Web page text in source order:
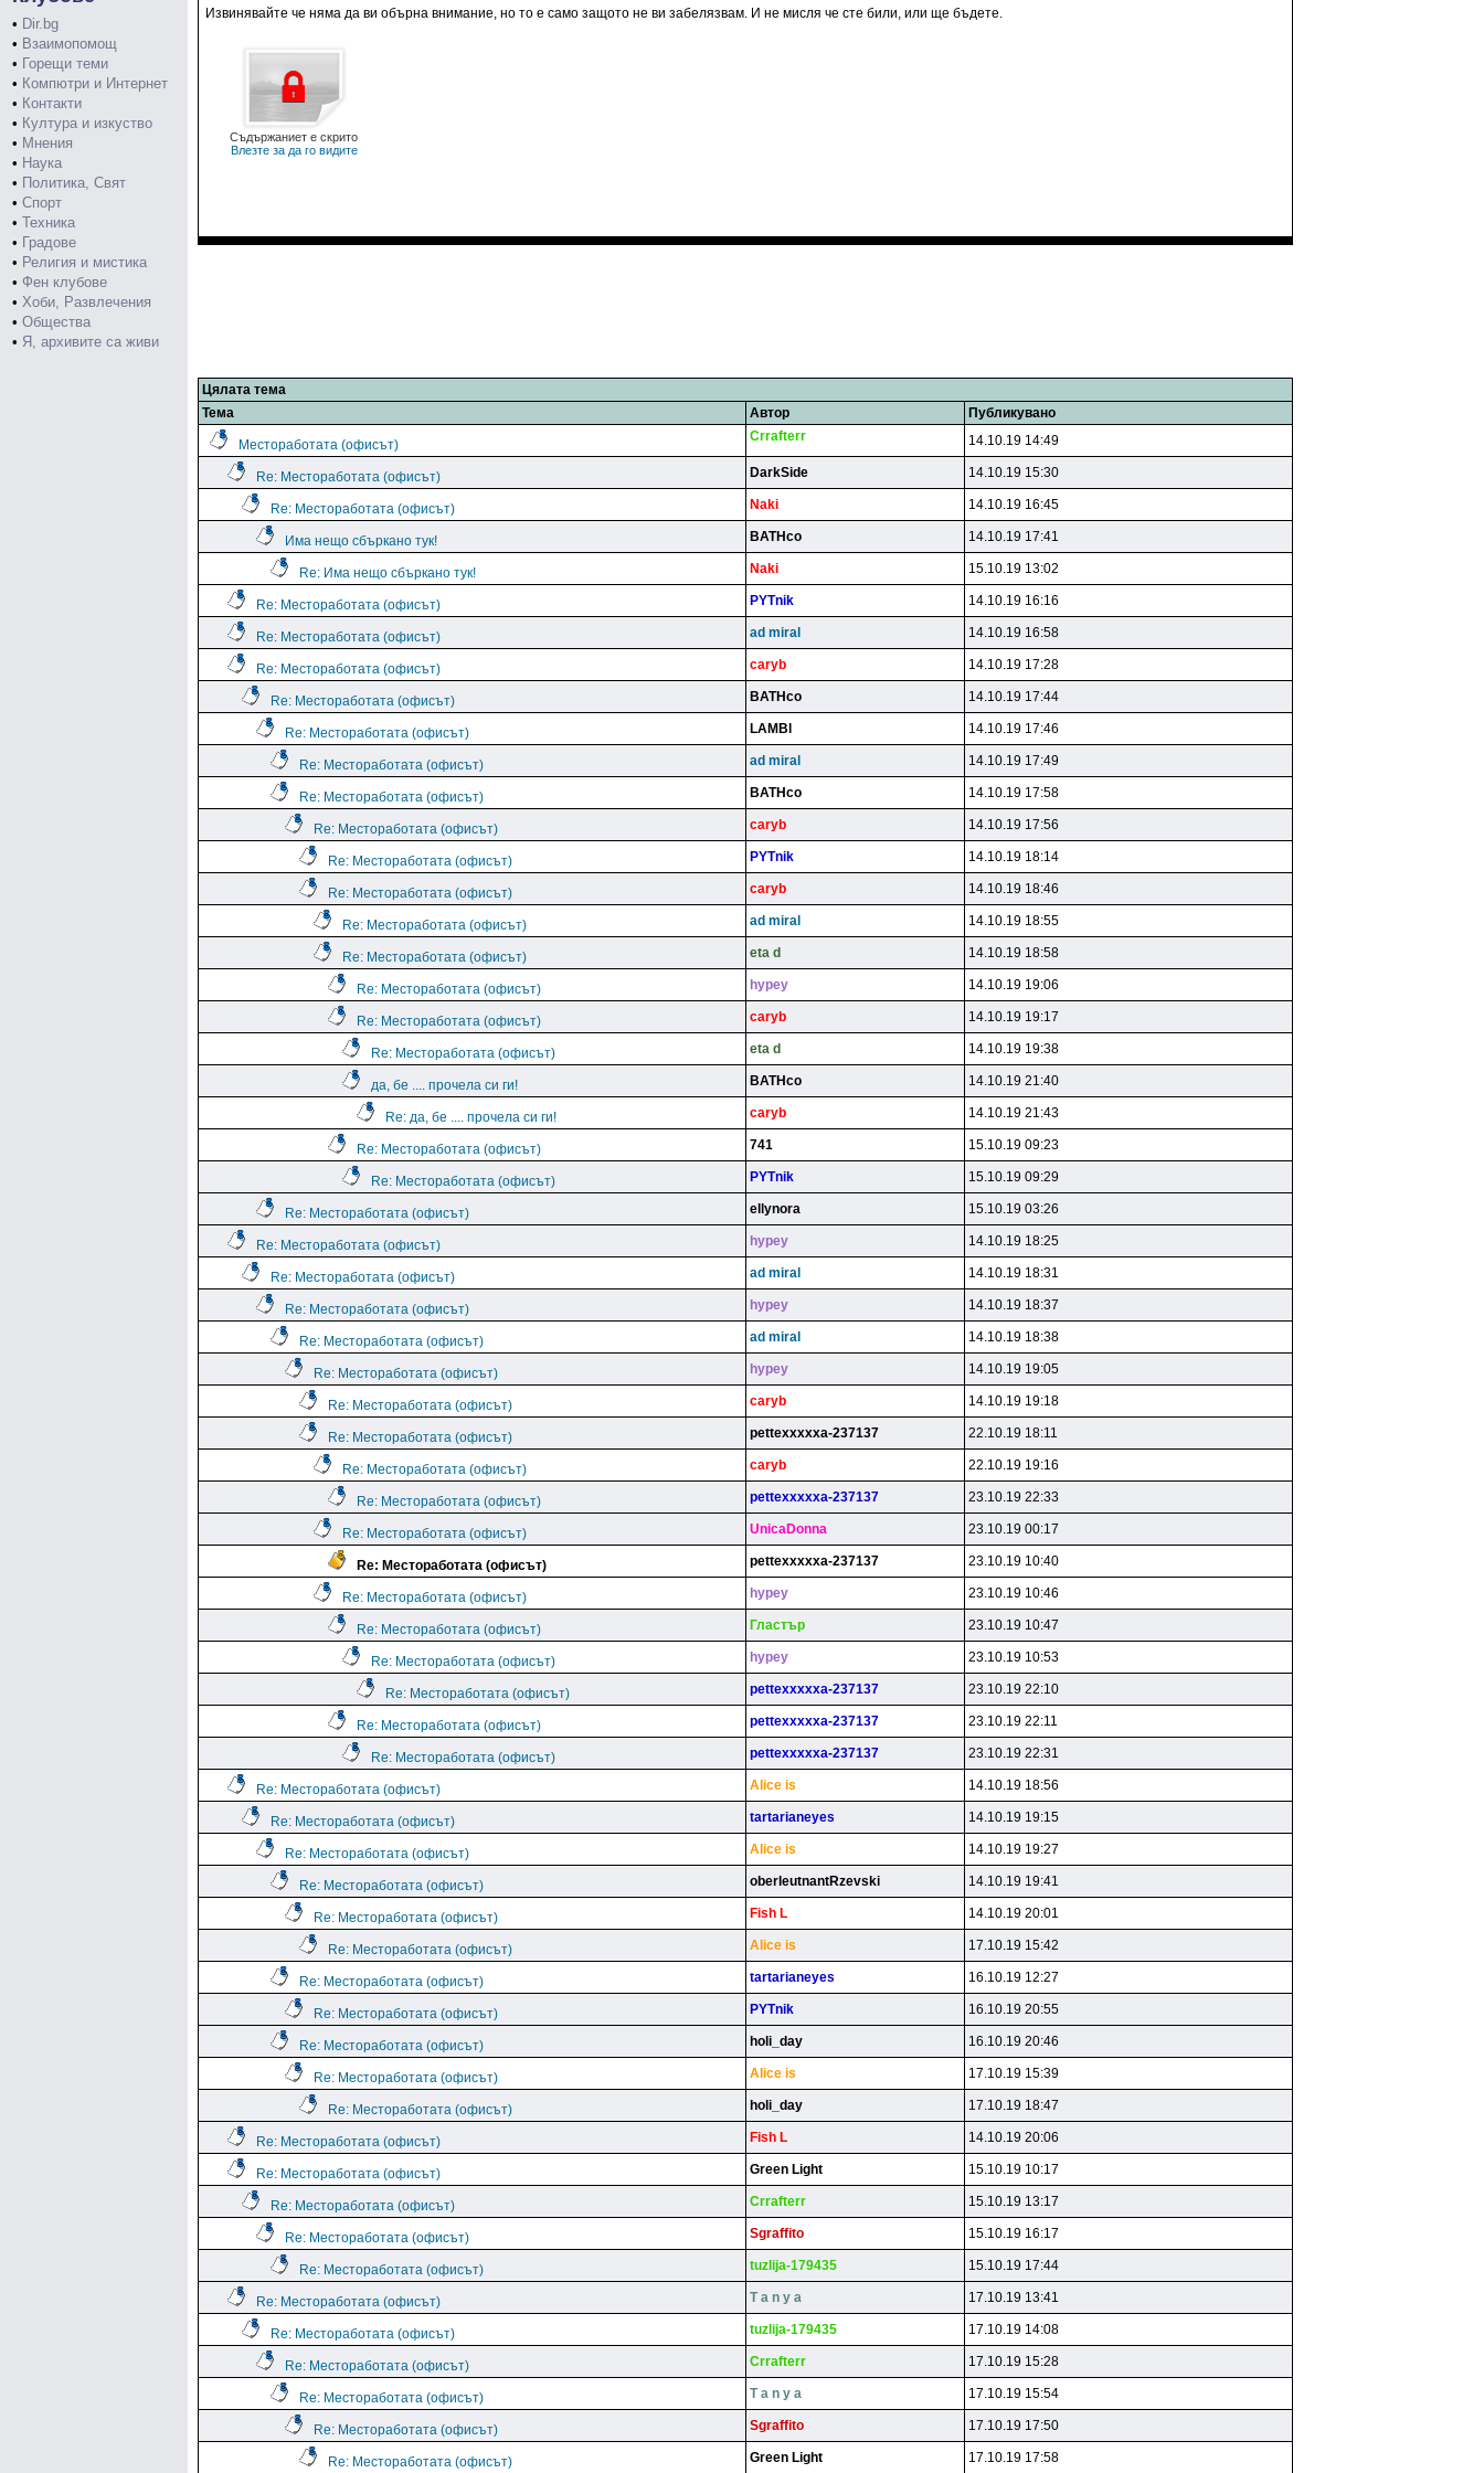
• Dir.bg
• Взаимопомощ
• Горещи теми
• Компютри и Интернет
• Контакти
• Култура и изкуство
• Мнения
• Наука
• Политика, Свят
• Спорт
• Техника
• Градове
• Религия и мистика
• Фен клубове
• Хоби, Развлечения
• Общества
• Я, архивите са живи
Извинявайте че няма да ви обърна внимание, но то е само защото не ви забелязвам. И не мисля че сте били, или ще бъдете.
Съдържаниет е скрито
Влезте за да го видите
Цялата тема
Тема
Автор Публикувано
Местоработата (офисът)
Crrafterr 14.10.19 14:49
Re: Местоработата (офисът) DarkSide 14.10.19 15:30
Re: Местоработата (офисът) Naki 14.10.19 16:45
Има нещо сбъркано тук! BATHco 14.10.19 17:41
Re: Има нещо сбъркано тук! Naki 15.10.19 13:02
Re: Местоработата (офисът) PYTnik 14.10.19 16:16
Re: Местоработата (офисът) ad miral 14.10.19 16:58
Re: Местоработата (офисът) caryb 14.10.19 17:28
Re: Местоработата (офисът) BATHco 14.10.19 17:44
Re: Местоработата (офисът) LAMBl 14.10.19 17:46
Re: Местоработата (офисът) ad miral 14.10.19 17:49
Re: Местоработата (офисът) BATHco 14.10.19 17:58
Re: Местоработата (офисът) caryb 14.10.19 17:56
Re: Местоработата (офисът) PYTnik 14.10.19 18:14
Re: Местоработата (офисът) caryb 14.10.19 18:46
Re: Местоработата (офисът) ad miral 14.10.19 18:55
Re: Местоработата (офисът) eta d 14.10.19 18:58
Re: Местоработата (офисът) hypey 14.10.19 19:06
Re: Местоработата (офисът) caryb 14.10.19 19:17
Re: Местоработата (офисът) eta d 14.10.19 19:38
да, бе .... прочела си ги! BATHco 14.10.19 21:40
Re: да, бе .... прочела си ги! caryb 14.10.19 21:43
Re: Местоработата (офисът) 741 15.10.19 09:23
Re: Местоработата (офисът) PYTnik 15.10.19 09:29
Re: Местоработата (офисът) ellynora 15.10.19 03:26
Re: Местоработата (офисът) hypey 14.10.19 18:25
Re: Местоработата (офисът) ad miral 14.10.19 18:31
Re: Местоработата (офисът) hypey 14.10.19 18:37
Re: Местоработата (офисът) ad miral 14.10.19 18:38
Re: Местоработата (офисът) hypey 14.10.19 19:05
Re: Местоработата (офисът) caryb 14.10.19 19:18
Re: Местоработата (офисът) pettexxxxxa-237137 22.10.19 18:11
Re: Местоработата (офисът) caryb 22.10.19 19:16
Re: Местоработата (офисът) pettexxxxxa-237137 23.10.19 22:33
Re: Местоработата (офисът) UnicaDonna 23.10.19 00:17
Re: Местоработата (офисът) pettexxxxxa-237137 23.10.19 10:40
Re: Местоработата (офисът) hypey 23.10.19 10:46
Re: Местоработата (офисът) Гластър 23.10.19 10:47
Re: Местоработата (офисът) hypey 23.10.19 10:53
Re: Местоработата (офисът) pettexxxxxa-237137 23.10.19 22:10
Re: Местоработата (офисът) pettexxxxxa-237137 23.10.19 22:11
Re: Местоработата (офисът) pettexxxxxa-237137 23.10.19 22:31
Re: Местоработата (офисът) Alice is 14.10.19 18:56
Re: Местоработата (офисът) tartarianeyes 14.10.19 19:15
Re: Местоработата (офисът) Alice is 14.10.19 19:27
Re: Местоработата (офисът) oberleutnantRzevski 14.10.19 19:41
Re: Местоработата (офисът) Fish L 14.10.19 20:01
Re: Местоработата (офисът) Alice is 17.10.19 15:42
Re: Местоработата (офисът) tartarianeyes 16.10.19 12:27
Re: Местоработата (офисът) PYTnik 16.10.19 20:55
Re: Местоработата (офисът) holi_day 16.10.19 20:46
Re: Местоработата (офисът) Alice is 17.10.19 15:39
Re: Местоработата (офисът) holi_day 17.10.19 18:47
Re: Местоработата (офисът) Fish L 14.10.19 20:06
Re: Местоработата (офисът) Green Light 15.10.19 10:17
Re: Местоработата (офисът) Crrafterr 15.10.19 13:17
Re: Местоработата (офисът) Sgraffito 15.10.19 16:17
Re: Местоработата (офисът) tuzlija-179435 15.10.19 17:44
Re: Местоработата (офисът) T a n y a 17.10.19 13:41
Re: Местоработата (офисът) tuzlija-179435 17.10.19 14:08
Re: Местоработата (офисът) Crrafterr 17.10.19 15:28
Re: Местоработата (офисът) T a n y a 17.10.19 15:54
Re: Местоработата (офисът) Sgraffito 17.10.19 17:50
Re: Местоработата (офисът) Green Light 17.10.19 17:58